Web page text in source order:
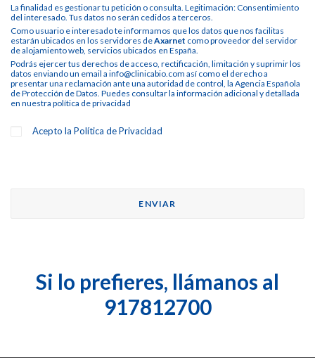
La finalidad es gestionar tu petición o consulta. Legitimación: Consentimiento
del interesado. Tus datos no serán cedidos a terceros.
Como usuario e interesado te informamos que los datos que nos facilitas
estarán ubicados en los servidores deAxarnet como proveedor del servidor
de alojamiento web, servicios ubicados en España.
Podrás ejercer tus derechos de acceso, rectificación, limitación y suprimir los
datos enviando un email a info@clinicabio.com así como el derecho a
presentar una reclamación ante una autoridad de control, la Agencia Española
de Protección de Datos. Puedes consultar la información adicional y detallada
en nuestra política de privacidad
Acepto laPolítica de Privacidad
Si lo prefieres, llámanos al
917812700